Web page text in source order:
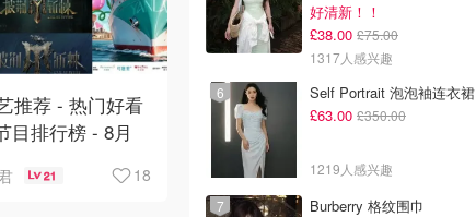
推荐 - 热门好看
目排行榜 - 8月
敦合伙人》回
21 18
好清新！！
£38.00 £75.00
1317人感兴趣
Self Portrait 泡泡袖连衣裙
£63.00 £350.00
1219人感兴趣
Burberry 格纹围巾